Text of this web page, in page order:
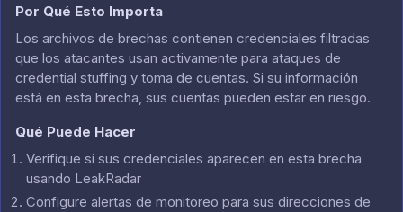
Por Qué Esto Importa
Los archivos de brechas contienen credenciales filtradas
que los atacantes usan activamente para ataques de
credential stuffing y toma de cuentas. Si su información
está en esta brecha, sus cuentas pueden estar en riesgo.
Qué Puede Hacer
Verifique si sus credenciales aparecen en esta brecha
usando LeakRadar
Configure alertas de monitoreo para sus direcciones de